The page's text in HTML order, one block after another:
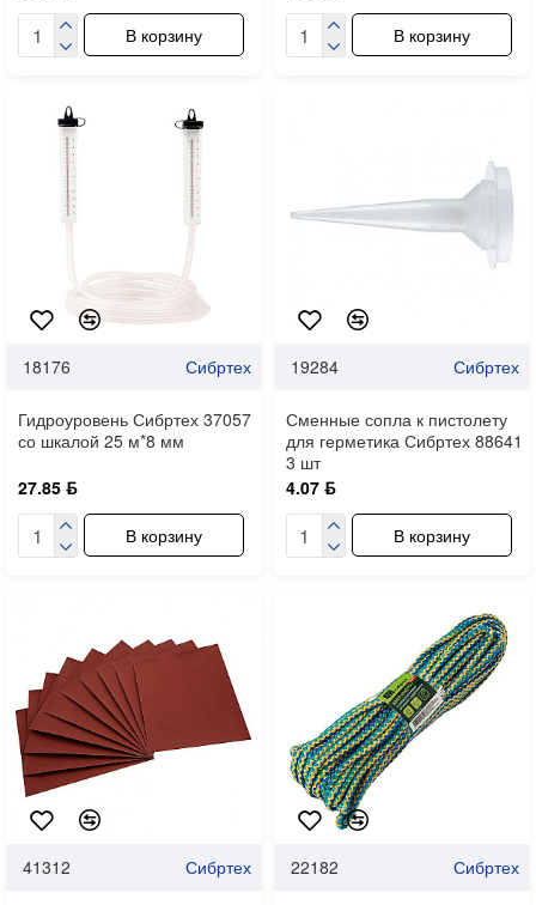
В корзину В корзину
18176 Сибртех
Гидроуровень Сибртех 37057
со шкалой 25 м*8 мм
27.85 ƃ
В корзину
19284 Сибртех
Сменные сопла к пистолету
для герметика Сибртех 88641
3 шт
4.07 ƃ
В корзину
41312 Сибртех 22182 Сибртех